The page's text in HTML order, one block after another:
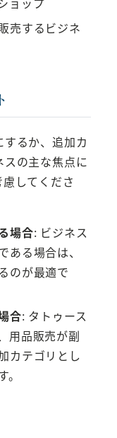
売するビジネ
るか、追加カ
の主な焦点に
してくださ
場合: ビジネス
る場合は、
のが最適で
合: タトゥース
用品販売が副
カテゴリとし